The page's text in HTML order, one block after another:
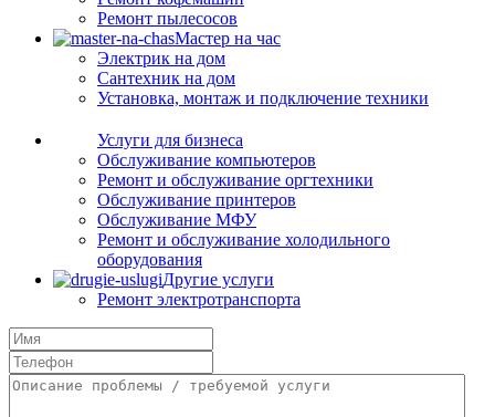
Ремонт пылесосов
Мастер на час
Электрик на дом
Сантехник на дом
Установка, монтаж и подключение техники
Услуги для бизнеса
Обслуживание компьютеров
Ремонт и обслуживание оргтехники
Обслуживание принтеров
Обслуживание МФУ
Ремонт и обслуживание холодильного
оборудования
Другие услуги
Ремонт электротранспорта